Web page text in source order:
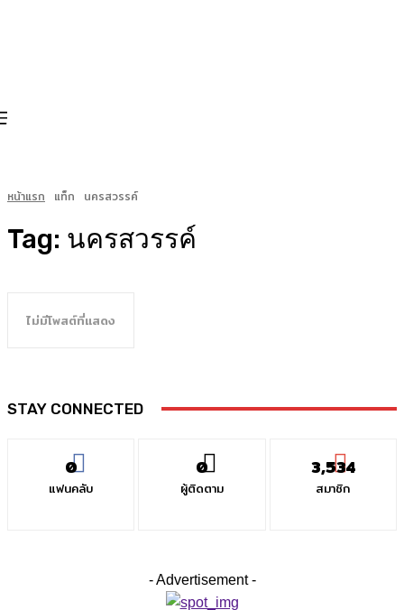
หน้าแรก แท็ก นครสวรรค์
Tag: นครสวรรค์
ไม่มีโพสต์ที่แสดง
STAY CONNECTED
0
แฟนคลับ
0
ผู้ติดตาม
3,534
สมาชิก
- Advertisement -